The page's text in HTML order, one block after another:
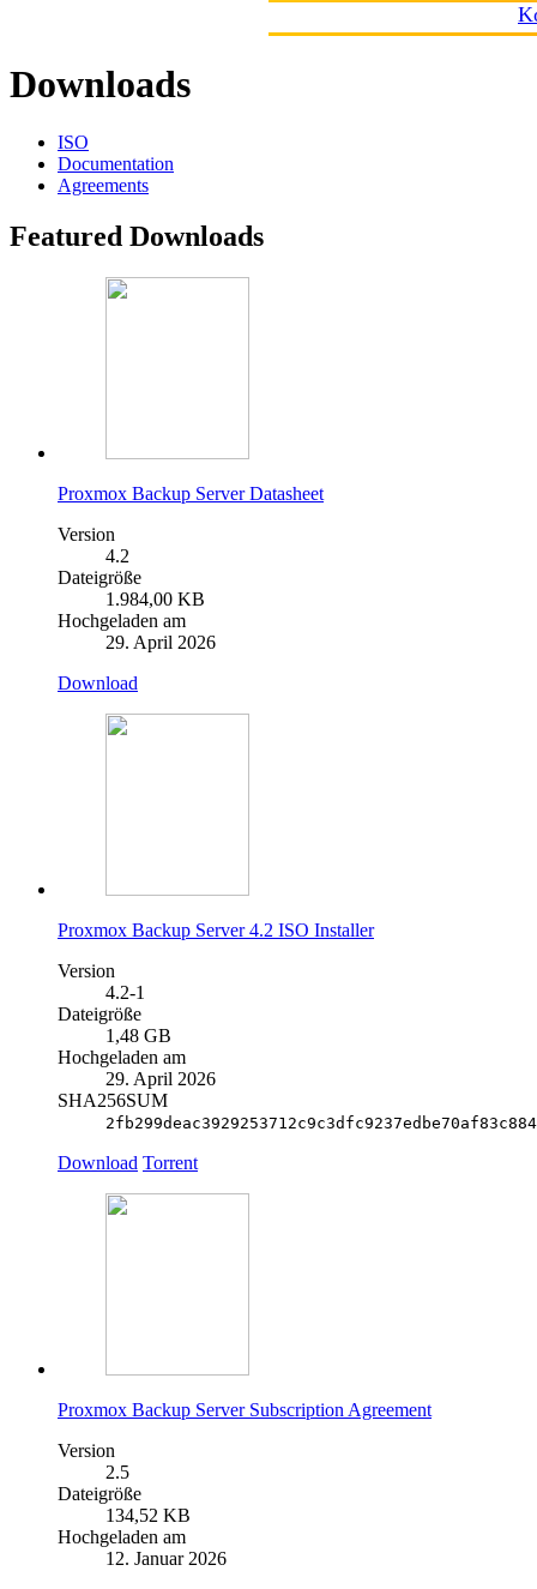
Downloads
ISO
Documentation
Agreements
Featured Downloads
Proxmox Backup Server Datasheet
Version
4.2
Dateigröße
1.984,00 KB
Hochgeladen am
29. April 2026
Download
Proxmox Backup Server 4.2 ISO Installer
Version
4.2-1
Dateigröße
1,48 GB
Hochgeladen am
29. April 2026
SHA256SUM
Download Torrent
Proxmox Backup Server Subscription Agreement
Version
2.5
Dateigröße
134,52 KB
Hochgeladen am
12. Januar 2026